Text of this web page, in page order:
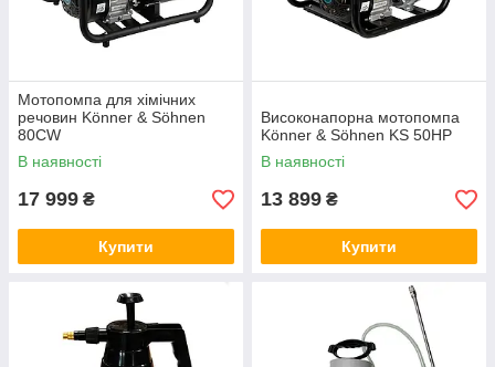
Мотопомпа для хімічних
речовин Könner & Söhnen
80CW
В наявності
17 999 ₴
Купити
Високонапорна мотопомпа
Könner & Söhnen KS 50HP
В наявності
13 899 ₴
Купити